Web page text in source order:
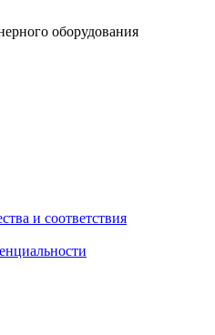
оборудования
и соответствия